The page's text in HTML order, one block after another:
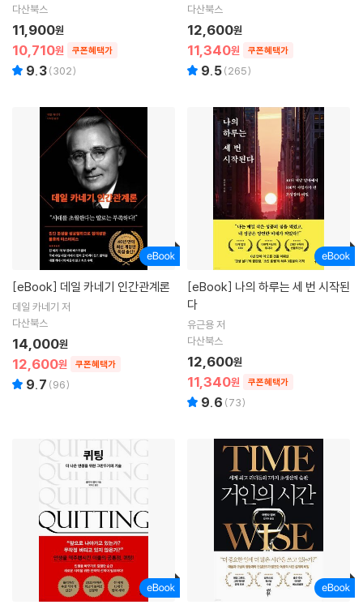
다산북스
10,710원 쿠폰혜택가
11,900원
9.3(302)
다산북스
11,340원 쿠폰혜택가
12,600원
9.5(265)
[eBook] 데일 카네기 인간관계론
데일 카네기 저
다산북스
12,600원 쿠폰혜택가
14,000원
9.7 (96)
[eBook]
다
유근용 저
다산북스
11,340원 쿠폰혜택가
12,600원
9.6 (73)